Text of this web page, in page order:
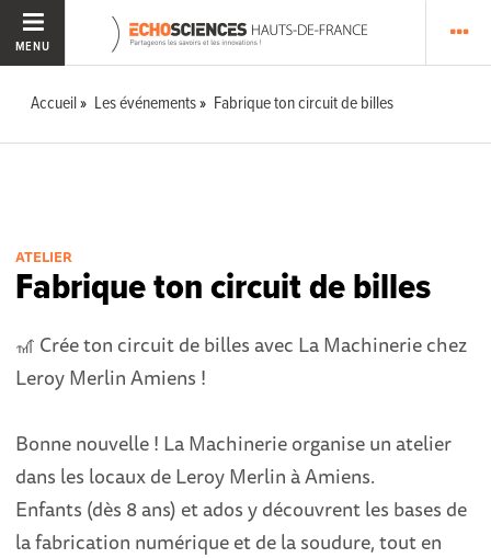
MENU
Accueil Les événements Fabrique ton circuit de billes
ATELIER
Fabrique ton circuit de billes
🎢 Crée ton circuit de billes avec La Machinerie chez
Leroy Merlin Amiens !
Bonne nouvelle ! La Machinerie organise un atelier
dans les locaux de Leroy Merlin à Amiens.
Enfants (dès 8 ans) et ados y découvrent les bases de
la fabrication numérique et de la soudure, tout en